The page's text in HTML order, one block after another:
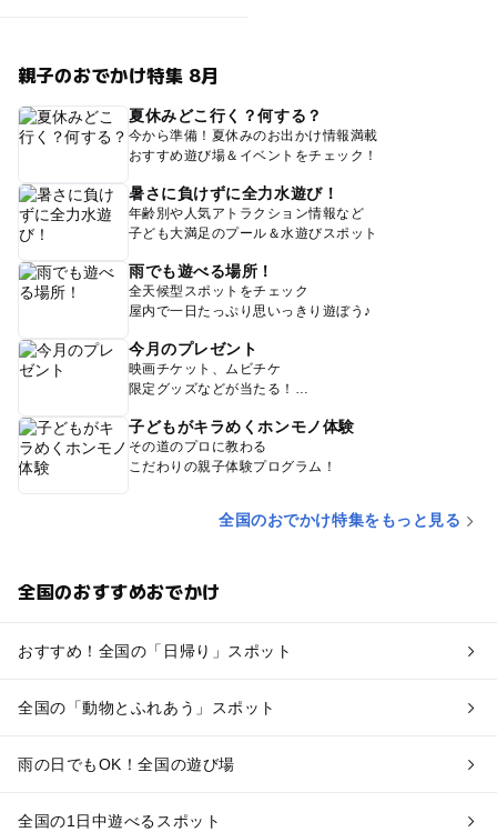
親子のおでかけ特集 8月
夏休みどこ行く？何する？
今から準備！夏休みのお出かけ情報満載
おすすめ遊び場＆イベントをチェック！
暑さに負けずに全力水遊び！
年齢別や人気アトラクション情報など
子ども大満足のプール＆水遊びスポット
雨でも遊べる場所！
全天候型スポットをチェック
屋内で一日たっぷり思いっきり遊ぼう♪
今月のプレゼント
映画チケット、ムビチケ
限定グッズなどが当たる！
子どもがキラめくホンモノ体験
その道のプロに教わる
こだわりの親子体験プログラム！
全国のおでかけ特集をもっと見る
全国のおすすめおでかけ
おすすめ！全国の「日帰り」スポット
全国の「動物とふれあう」スポット
雨の日でもOK！全国の遊び場
全国の1日中遊べるスポット